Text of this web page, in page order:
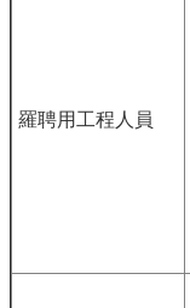
羅聘用工程人員